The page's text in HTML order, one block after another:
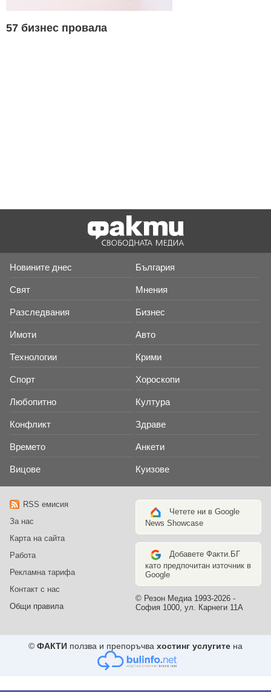
57 бизнес провала
Новините днес България
Свят Мнения
Разследвания Бизнес
Имоти Авто
Технологии Крими
Спорт Хороскопи
Любопитно Култура
Конфликт Здраве
Времето Анкети
Вицове Куизове
RSS емисия
За нас
Карта на сайта
Работа
Рекламна тарифа
Контакт с нас
Общи правила
Четете ни в Google
News Showcase
Добавете Факти.БГ
като предпочитан източник в
Google
© Резон Медиа 1993-2026 -
София 1000, ул. Карнеги 11А
© ФАКТИ ползва и препоръчва хостинг услугите на